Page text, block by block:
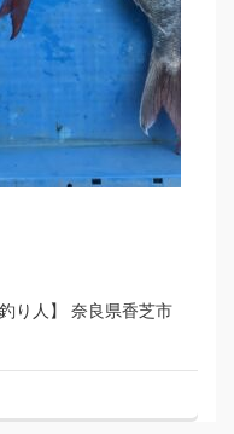
り人】 奈良県香芝市